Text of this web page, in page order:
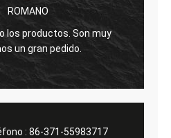
ROMANO
los productos. Son muy
un gran pedido.
: 86-371-55983717